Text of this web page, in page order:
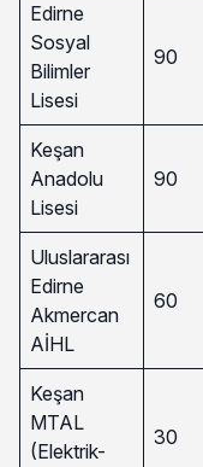
Edirne
Sosyal
Bilimler
Lisesi
90
Keşan
Anadolu
Lisesi
90
Uluslararası
Edirne
Akmercan
AİHL
60
Keşan
MTAL
(Elektrik-
30